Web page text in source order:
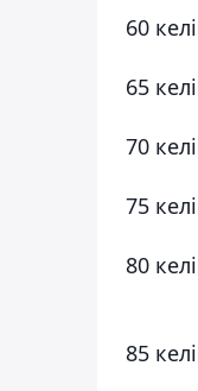
60
65
70
75
80
85